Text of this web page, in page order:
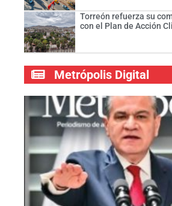
Torreón refuerza su
con el Plan de Acción
Metrópolis Digital